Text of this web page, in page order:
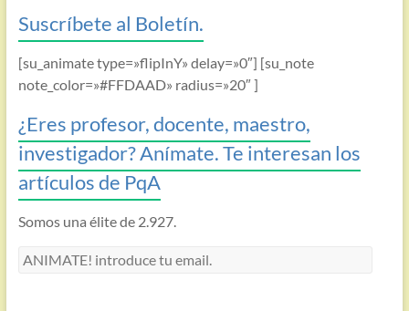
Suscríbete al Boletín.
[su_animate type=»flipInY» delay=»0″] [su_note
note_color=»#FFDAAD» radius=»20″ ]
¿Eres profesor, docente, maestro,
investigador? Anímate. Te interesan los
artículos de PqA
Somos una élite de 2.927.
ANIMATE!